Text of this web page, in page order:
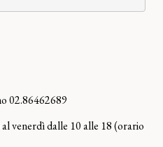
02.86462689
venerdì dalle 10 alle 18 (orario